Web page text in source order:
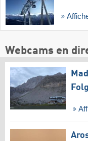
Webcams en